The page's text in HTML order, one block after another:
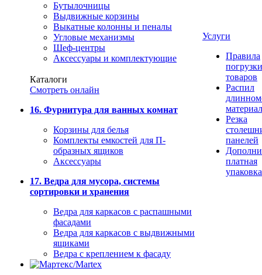
Бутылочницы
Выдвижные корзины
Выкатные колонны и пеналы
Угловые механизмы
Шеф-центры
Аксессуары и комплектующие
Каталоги
Смотреть онлайн
16. Фурнитура для ванных комнат
Корзины для белья
Комплекты емкостей для П-
образных ящиков
Аксессуары
17. Ведра для мусора, системы
сортировки и хранения
Ведра для каркасов с распашными
фасадами
Ведра для каркасов с выдвижными
ящиками
Ведра с креплением к фасаду
Услуги
Правила
погрузки
товаров
Распил
Резка
панелей
платная
упаковка